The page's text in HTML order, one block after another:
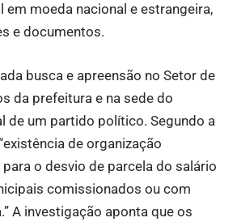
em moeda nacional e estrangeira,
e documentos.
busca e apreensão no Setor de
da prefeitura e na sede do
de um partido político. Segundo a
de organização
o desvio de parcela do salário
comissionados ou com
A investigação aponta que os